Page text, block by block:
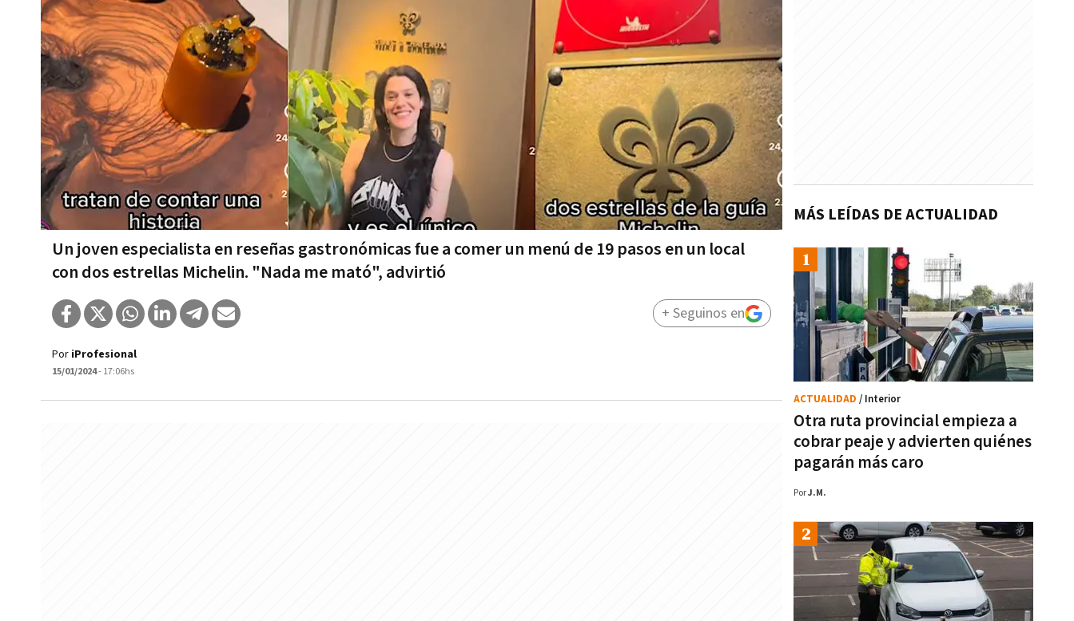
Un joven especialista en reseñas gastronómicas fue a comer un menú de 19 pasos en un local
con dos estrellas Michelin. "Nada me mató", advirtió
Por iProfesional
15/01/2024- 17:06hs
+ Seguinos en
MÁS LEÍDAS DE ACTUALIDAD
Otra ruta provincial empieza a
cobrar peaje y advierten quiénes
pagarán más caro
ACTUALIDAD / Interior
PorJ.M.